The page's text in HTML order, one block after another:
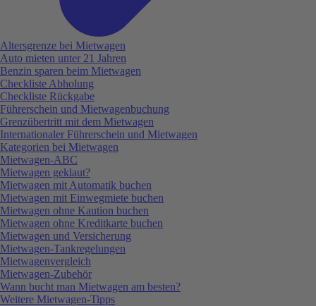
Altersgrenze bei Mietwagen
Auto mieten unter 21 Jahren
Benzin sparen beim Mietwagen
Checkliste Abholung
Checkliste Rückgabe
Führerschein und Mietwagenbuchung
Grenzübertritt mit dem Mietwagen
Internationaler Führerschein und Mietwagen
Kategorien bei Mietwagen
Mietwagen-ABC
Mietwagen geklaut?
Mietwagen mit Automatik buchen
Mietwagen mit Einwegmiete buchen
Mietwagen ohne Kaution buchen
Mietwagen ohne Kreditkarte buchen
Mietwagen und Versicherung
Mietwagen-Tankregelungen
Mietwagenvergleich
Mietwagen-Zubehör
Wann bucht man Mietwagen am besten?
Weitere Mietwagen-Tipps